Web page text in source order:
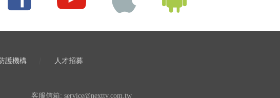
護機構 人才招募
客服信箱: service@nexttv.com.tw